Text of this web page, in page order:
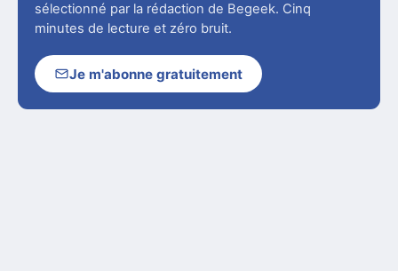
sélectionné par la rédaction de Begeek. Cinq
minutes de lecture et zéro bruit.
Je m'abonne gratuitement